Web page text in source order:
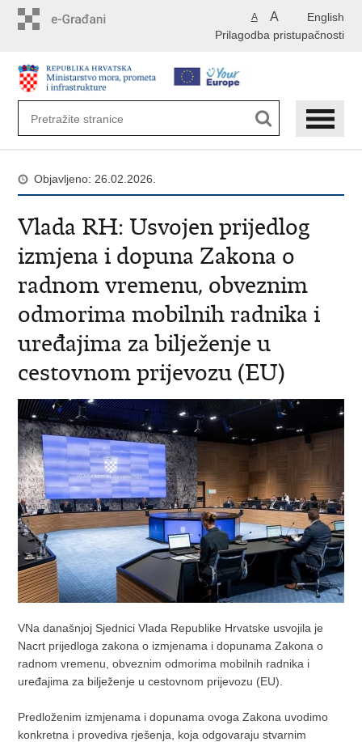
English
A A
Prilagodba pristupačnosti
Objavljeno: 26.02.2026.
Vlada RH: Usvojen prijedlog
izmjena i dopuna Zakona o
radnom vremenu, obveznim
odmorima mobilnih radnika i
uređajima za bilježenje u
cestovnom prijevozu (EU)
VNa današnjoj Sjednici Vlada Republike Hrvatske usvojila je
Nacrt prijedloga zakona o izmjenama i dopunama Zakona o
radnom vremenu, obveznim odmorima mobilnih radnika i
uređajima za bilježenje u cestovnom prijevozu (EU).
Predloženim izmjenama i dopunama ovoga Zakona uvodimo
konkretna i provediva rješenja, koja odgovaraju stvarnim